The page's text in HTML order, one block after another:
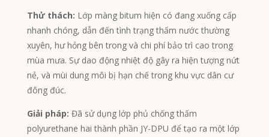
Thử thách: Lớp màng bitum hiện có đang xuống cấp
nhanh chóng, dẫn đến tình trạng thấm nước thường
xuyên, hư hỏng bên trong và chi phí bảo trì cao trong
mùa mưa. Sự dao động nhiệt độ gây ra hiện tượng nứt
nẻ, và mùi dung môi bị hạn chế trong khu vực dân cư
đông đúc.
Giải pháp: Đã sử dụng lớp phủ chống thấm
polyurethane hai thành phần JY-DPU để tạo ra một lớp
Yoruba
Moroccan Arabic
English (UK)
English (New Zealand)
Portuguese (Portugal)